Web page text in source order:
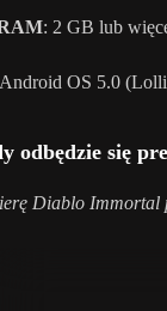
: 2 GB lub
OS 5.0
odbędzie się
Diablo Immortal